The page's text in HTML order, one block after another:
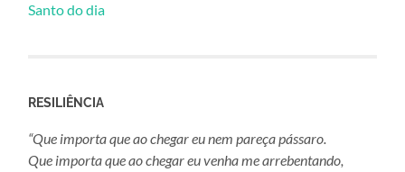
Santo do dia
RESILIÊNCIA
“Que importa que ao chegar eu nem pareça pássaro.
Que importa que ao chegar eu venha me arrebentando,